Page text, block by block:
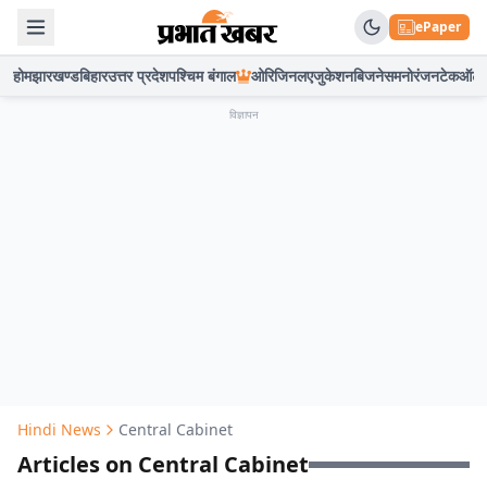
ePaper
होमझारखण्डबिहारउत्तर प्रदेशपश्चिम बंगाल ओरिजिनलएजुकेशनबिजनेसमनोरंजनटेकऑटो
विज्ञापन
Hindi News Central Cabinet
Articles on Central Cabinet